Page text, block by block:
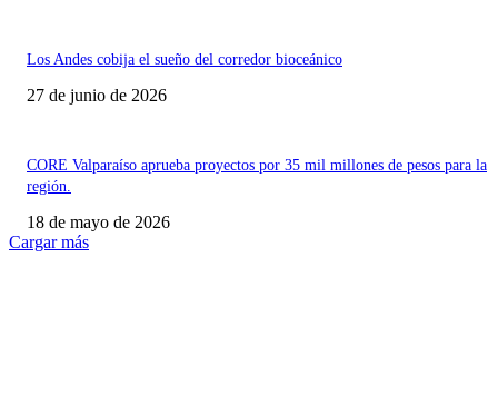
Los Andes cobija el sueño del corredor bioceánico
27 de junio de 2026
CORE Valparaíso aprueba proyectos por 35 mil millones de pesos para la
región.
18 de mayo de 2026
Cargar más